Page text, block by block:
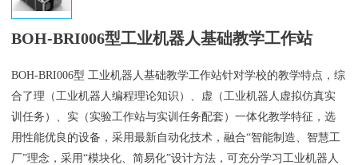
BOH-BRI006型工业机器人基础教学工作站
BOH-BRI006型 工业机器人基础教学工作站针对学校的教学特点，综
合了理（工业机器人编程理论知识）、虚（工业机器人虚拟仿真实
训任务）、实（实验工作站与实训任务配套）一体化教学特征，选
用性能优良的设备，采用最新自动化技术，融合“智能制造、智慧工
厂”理念，采用“模块化、简易化”设计方法，可充分学习工业机器人